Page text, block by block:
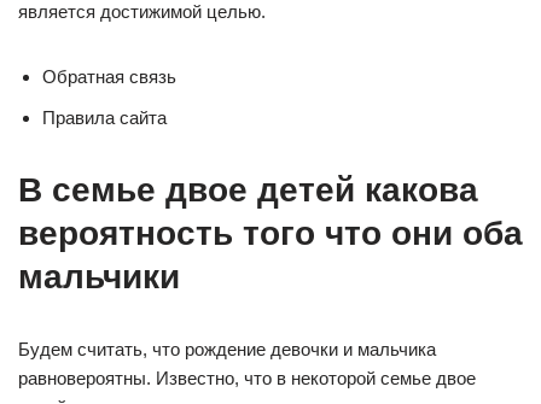
является достижимой целью.
Обратная связь
Правила сайта
В семье двое детей какова
вероятность того что они оба
мальчики
Будем считать, что рождение девочки и мальчика
равновероятны. Известно, что в некоторой семье двое